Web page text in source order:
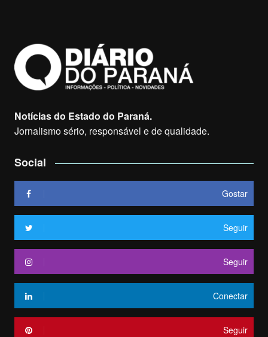
Notícias do Estado do Paraná.
Jornalismo sério, responsável e de qualidade.
Social
Gostar
Seguir
Seguir
Conectar
Seguir